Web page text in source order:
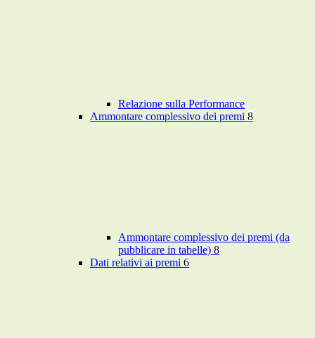
Relazione sulla Performance
Ammontare complessivo dei premi 8
Ammontare complessivo dei premi (da
pubblicare in tabelle) 8
Dati relativi ai premi 6